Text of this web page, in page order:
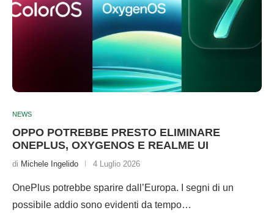
NEWS
OPPO POTREBBE PRESTO ELIMINARE
ONEPLUS, OXYGENOS E REALME UI
di Michele Ingelido 4 Luglio 2026
OnePlus potrebbe sparire dall’Europa. I segni di un
possibile addio sono evidenti da tempo…